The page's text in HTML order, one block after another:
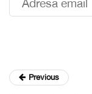
Previous